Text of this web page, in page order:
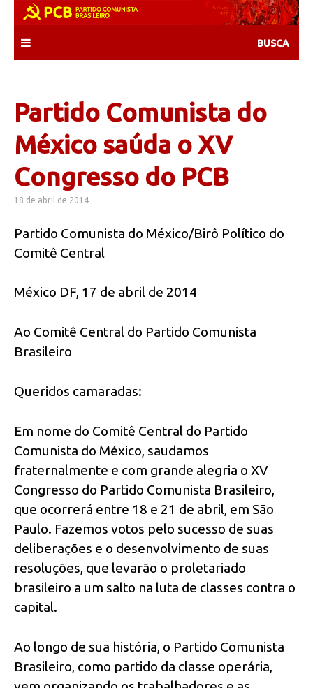
content
Partido Comunista do
México saúda o XV
Congresso do PCB
18 de abril de 2014
Partido Comunista do México/Birô Político do
Comitê Central
México DF, 17 de abril de 2014
Ao Comitê Central do Partido Comunista
Brasileiro
Queridos camaradas:
Em nome do Comitê Central do Partido
Comunista do México, saudamos
fraternalmente e com grande alegria o XV
Congresso do Partido Comunista Brasileiro,
que ocorrerá entre 18 e 21 de abril, em São
Paulo. Fazemos votos pelo sucesso de suas
deliberações e o desenvolvimento de suas
resoluções, que levarão o proletariado
brasileiro a um salto na luta de classes contra o
capital.
Ao longo de sua história, o Partido Comunista
Brasileiro, como partido da classe operária,